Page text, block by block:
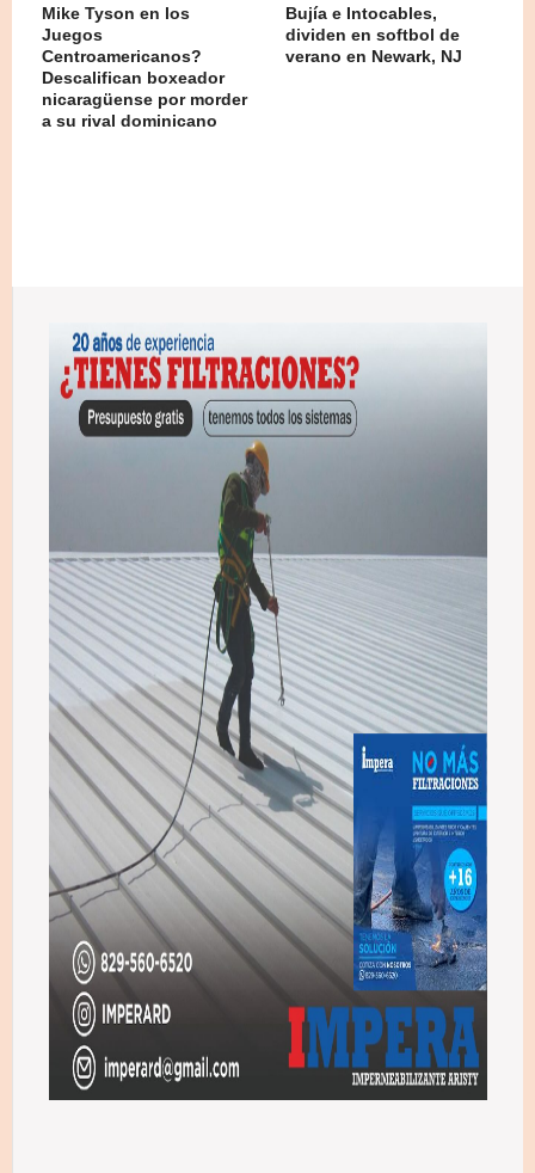
Mike Tyson en los
Juegos
Centroamericanos?
Descalifican boxeador
nicaragüense por morder
a su rival dominicano
Bujía e Intocables,
dividen en softbol de
verano en Newark, NJ